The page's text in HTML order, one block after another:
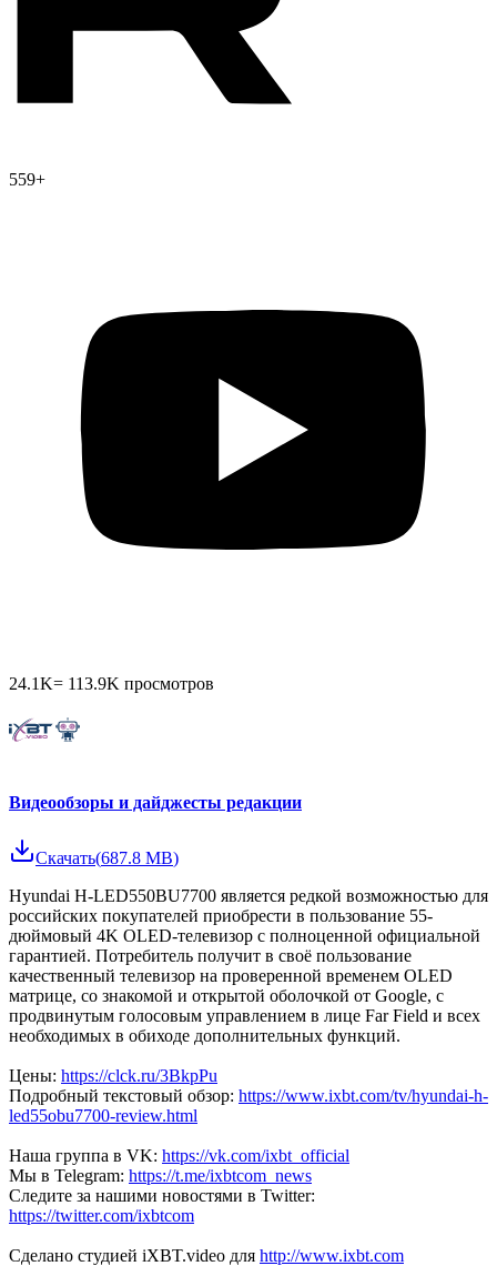
559+
24.1K= 113.9K просмотров
Видеообзоры и дайджесты редакции
Скачать(687.8 MB)
Hyundai H-LED550BU7700 является редкой возможностью для
российских покупателей приобрести в пользование 55-
дюймовый 4K OLED-телевизор с полноценной официальной
гарантией. Потребитель получит в своё пользование
качественный телевизор на проверенной временем OLED
матрице, со знакомой и открытой оболочкой от Google, с
продвинутым голосовым управлением в лице Far Field и всех
необходимых в обиходе дополнительных функций.
Цены: https://clck.ru/3BkpPu
Подробный текстовый обзор: https://www.ixbt.com/tv/hyundai-h-
led55obu7700-review.html
Наша группа в VK: https://vk.com/ixbt_official
Мы в Telegram: https://t.me/ixbtcom_news
Следите за нашими новостями в Twitter:
https://twitter.com/ixbtcom
Сделано студией iXBT.video для http://www.ixbt.com